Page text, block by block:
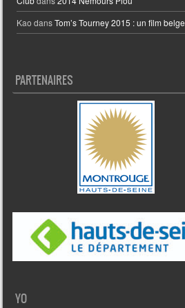
Kao dansTom’s Tourney 2015 : un film belge
PARTENAIRES
YO